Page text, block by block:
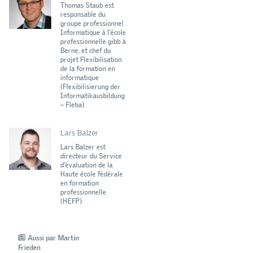
Thomas Staub est
responsable du
groupe professionnel
Informatique à l’école
professionnelle gibb à
Berne, et chef du
projet Flexibilisation
de la formation en
informatique
(Flexibilisierung der
Informatikausbildung
– Fleba).
Lars Balzer
Lars Balzer est
directeur du Service
d’évaluation de la
Haute école fédérale
en formation
professionnelle
(HEFP).
Aussi par Martin
Frieden